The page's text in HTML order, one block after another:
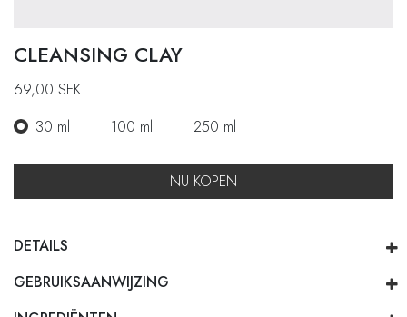
CLEANSING CLAY
69,00 SEK
30 ml
100 ml 250 ml
NU KOPEN
DETAILS
GEBRUIKSAANWIJZING